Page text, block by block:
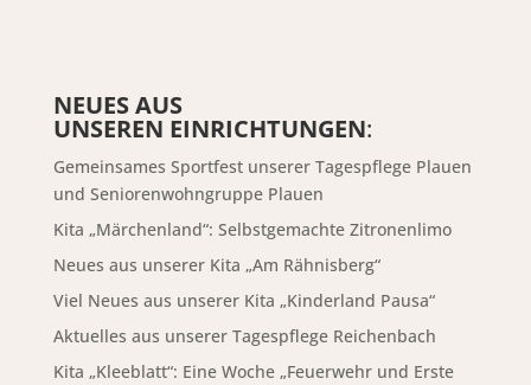
NEUES AUS
UNSEREN EINRICHTUNGEN:
Gemeinsames Sportfest unserer Tagespflege Plauen
und Seniorenwohngruppe Plauen
Kita „Märchenland“: Selbstgemachte Zitronenlimo
Neues aus unserer Kita „Am Rähnisberg“
Viel Neues aus unserer Kita „Kinderland Pausa“
Aktuelles aus unserer Tagespflege Reichenbach
Kita „Kleeblatt“: Eine Woche „Feuerwehr und Erste